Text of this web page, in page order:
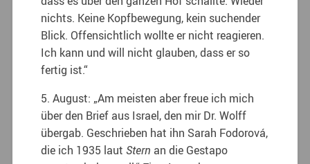
nichts. Keine Kopfbewegung, kein suchender
Blick. Offensichtlich wollte er nicht reagieren.
Ich kann und will nicht glauben, dass er so
fertig ist.“
5. August: „Am meisten aber freue ich mich
über den Brief aus Israel, den mir Dr. Wolff
übergab. Geschrieben hat ihn Sarah Fodorová,
die ich 1935 lautStern an die Gestapo